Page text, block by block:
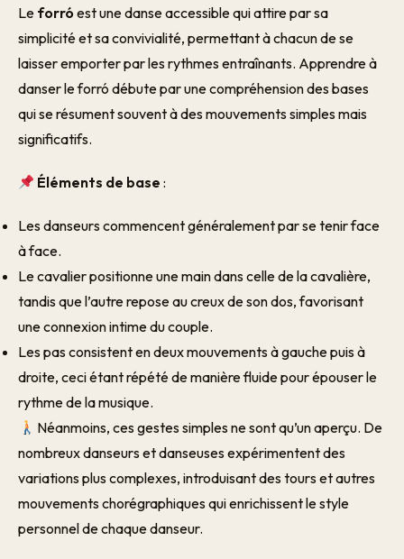
Le forró est une danse accessible qui attire par sa
simplicité et sa convivialité, permettant à chacun de se
laisser emporter par les rythmes entraînants. Apprendre à
danser le forró débute par une compréhension des bases
qui se résument souvent à des mouvements simples mais
significatifs.
Éléments de base :
Les danseurs commencent généralement par se tenir face
à face.
Le cavalier positionne une main dans celle de la cavalière,
tandis que l’autre repose au creux de son dos, favorisant
une connexion intime du couple.
Les pas consistent en deux mouvements à gauche puis à
droite, ceci étant répété de manière fluide pour épouser le
rythme de la musique.
Néanmoins, ces gestes simples ne sont qu’un aperçu. De
nombreux danseurs et danseuses expérimentent des
variations plus complexes, introduisant des tours et autres
mouvements chorégraphiques qui enrichissent le style
personnel de chaque danseur.